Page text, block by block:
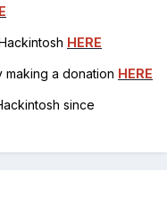
HERE
making a donation HERE
since